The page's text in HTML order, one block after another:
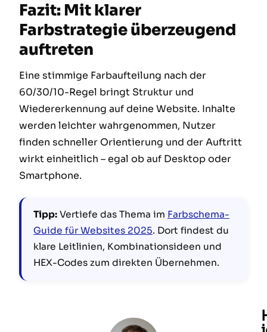
Fazit: Mit klarer
Farbstrategie überzeugend
auftreten
Eine stimmige Farbaufteilung nach der
60/30/10-Regel bringt Struktur und
Wiedererkennung auf deine Website. Inhalte
werden leichter wahrgenommen, Nutzer
finden schneller Orientierung und der Auftritt
wirkt einheitlich – egal ob auf Desktop oder
Smartphone.
Tipp: Vertiefe das Thema im Farbschema-
Guide für Websites 2025. Dort findest du
klare Leitlinien, Kombinationsideen und
HEX-Codes zum direkten Übernehmen.